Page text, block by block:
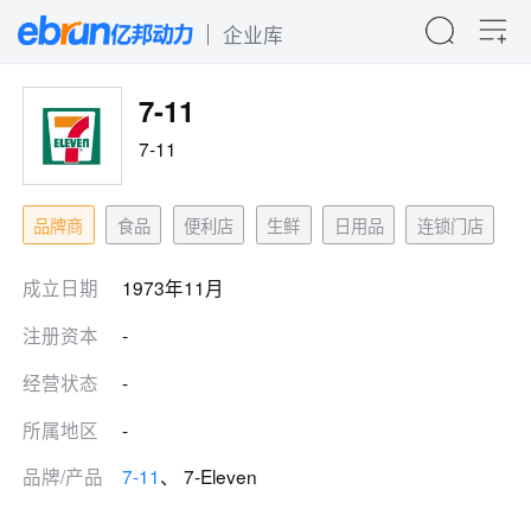
企业库
7-11
7-11
品牌商 食品 便利店 生鲜 日用品 连锁门店
成立日期
1973年11月
注册资本
-
经营状态
-
所属地区
-
品牌/产品
7-11、 7-Eleven